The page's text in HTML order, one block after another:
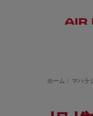
ホーム マハラ